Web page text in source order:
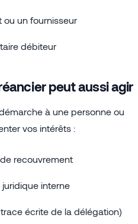
ou un fournisseur
débiteur
peut aussi agir
à une personne ou
vos intérêts :
recouvrement
interne
écrite de la délégation)